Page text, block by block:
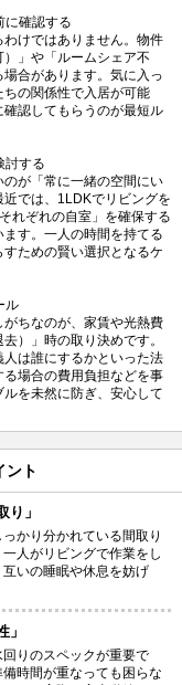
に確認する
けではありません。物件
」や「ルームシェア不
合があります。気に入っ
の関係性で入居が可能
認してもらうのが最短ル
討する
が「常に一緒の空間にい
では、1LDKでリビングを
れぞれの自室」を確保する
す。一人の時間を持てる
ための賢い選択となるケ
ル
ちなのが、家賃や光熱費
）」時の取り決めです。
は誰にするかといった法
場合の費用負担などを事
を未然に防ぎ、安心して
ント
り」
かり分かれている間取り
人がリビングで作業をし
いの睡眠や休息を妨げ
」
りのスペックが重要で
時間が重なっても困らな